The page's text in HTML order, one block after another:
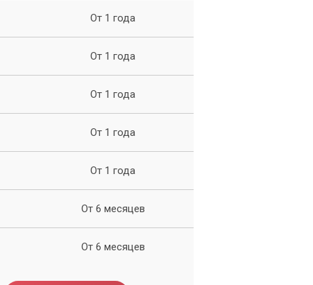
От 1 года
От 1 года
От 1 года
От 1 года
От 1 года
От 6 месяцев
От 6 месяцев